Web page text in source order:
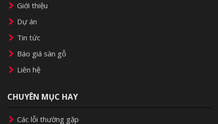
Giới thiệu
Dự án
Tin tức
Báo giá sàn gỗ
Liên hệ
CHUYÊN MỤC HAY
Các lỗi thường gặp